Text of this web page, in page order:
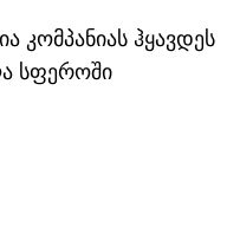
კომპანიას ჰყავდეს
სფეროში